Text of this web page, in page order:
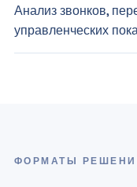
Анализ звонков,
управленческих
ФОРМАТЫ